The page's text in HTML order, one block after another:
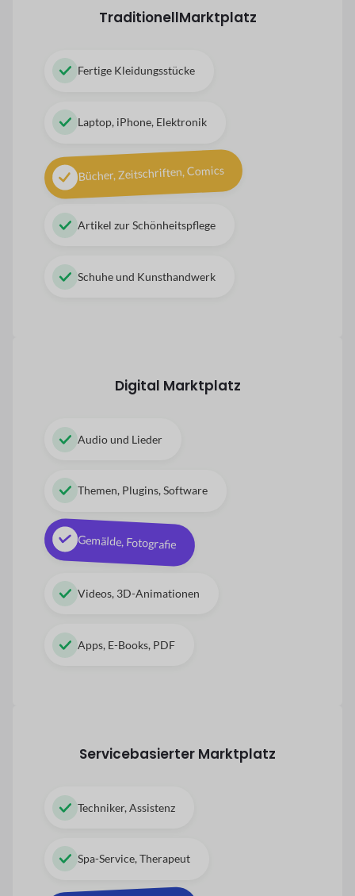
TraditionellMarktplatz
Fertige Kleidungsstücke
Laptop, iPhone, Elektronik
Bücher, Zeitschriften, Comics
Artikel zur Schönheitspflege
Schuhe und Kunsthandwerk
Digital Marktplatz
Audio und Lieder
Themen, Plugins, Software
Gemälde, Fotografie
Videos, 3D-Animationen
Apps, E-Books, PDF
Servicebasierter Marktplatz
Techniker, Assistenz
Spa-Service, Therapeut